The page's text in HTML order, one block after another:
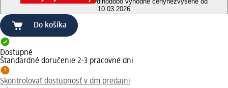
10.03.2026
Do košíka
Dostupné
Štandardné doručenie 2-3 pracovné dni
Skontrolovať dostupnosť v dm predajni